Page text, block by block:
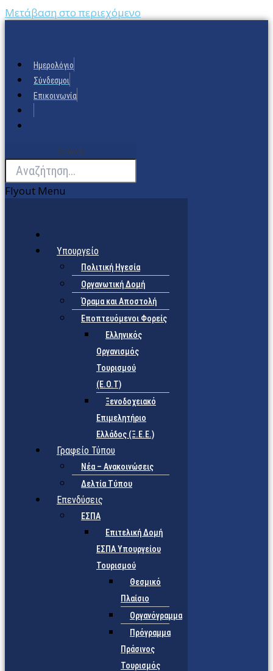
Μετάβαση στο περιεχόμενο
Ημερολόγιο
Σύνδεσμοι
Επικοινωνία
Search
Flyout Menu
Υπουργείο
Πολιτική Ηγεσία
Οργανωτική Δομή
Όραμα και Αποστολή
Εποπτευόμενοι Φορείς
Eλληνικός
Οργανισμός
Τουρισμού
(Ε.Ο.Τ)
Ξενοδοχειακό
Επιμελητήριο
Ελλάδος (Ξ.Ε.Ε.)
Γραφείο Τύπου
Νέα – Ανακοινώσεις
Δελτία Τύπου
Επενδύσεις
ΕΣΠΑ
Επιτελική Δομή
ΕΣΠΑ Υπουργείου
Τουρισμού
Θεσμικό
Πλαίσιο
Οργανόγραμμα
Πρόγραμμα
Πράσινος
Τουρισμός